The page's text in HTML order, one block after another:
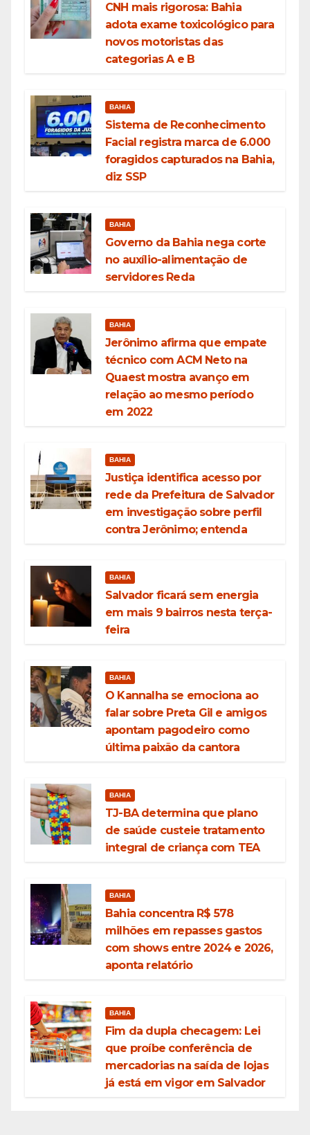
CNH mais rigorosa: Bahia
adota exame toxicológico para
novos motoristas das
categorias A e B
BAHIA
Sistema de Reconhecimento
Facial registra marca de 6.000
foragidos capturados na Bahia,
diz SSP
BAHIA
Governo da Bahia nega corte
no auxílio-alimentação de
servidores Reda
BAHIA
Jerônimo afirma que empate
técnico com ACM Neto na
Quaest mostra avanço em
relação ao mesmo período
em 2022
BAHIA
Justiça identifica acesso por
rede da Prefeitura de Salvador
em investigação sobre perfil
contra Jerônimo; entenda
BAHIA
Salvador ficará sem energia
em mais 9 bairros nesta terça-
feira
BAHIA
O Kannalha se emociona ao
falar sobre Preta Gil e amigos
apontam pagodeiro como
última paixão da cantora
BAHIA
TJ-BA determina que plano
de saúde custeie tratamento
integral de criança com TEA
BAHIA
Bahia concentra R$ 578
milhões em repasses gastos
com shows entre 2024 e 2026,
aponta relatório
BAHIA
Fim da dupla checagem: Lei
que proíbe conferência de
mercadorias na saída de lojas
já está em vigor em Salvador